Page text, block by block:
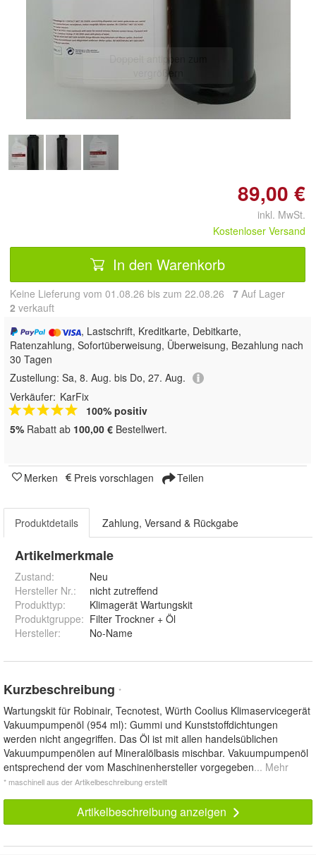
Doppelt antippen zum
vergrößern
89,00 €
inkl. MwSt.
Kostenloser Versand
In den Warenkorb
Keine Lieferung vom 01.08.26 bis zum 22.08.26 7 Auf Lager
2 verkauft
, Lastschrift, Kreditkarte, Debitkarte,
Ratenzahlung, Sofortüberweisung, Überweisung, Bezahlung nach
30 Tagen
Zustellung: Sa, 8. Aug. bis Do, 27. Aug.
Verkäufer: KarFix
100% positiv
5% Rabatt ab 100,00 € Bestellwert.
Merken Preis vorschlagen Teilen
Produktdetails Zahlung, Versand & Rückgabe
Artikelmerkmale
Zustand:
Neu
Hersteller Nr.:
nicht zutreffend
Produkttyp:
Klimagerät Wartungskit
Produktgruppe: Filter Trockner + Öl
Hersteller: No-Name
Kurzbeschreibung *
Wartungskit für Robinair, Tecnotest, Würth Coolius Klimaservicegerät
Vakuumpumpenöl (954 ml): Gummi und Kunststoffdichtungen
werden nicht angegriffen. Das Öl ist mit allen handelsüblichen
Vakuumpumpenölen auf Mineralölbasis mischbar. Vakuumpumpenöl
entsprechend der vom Maschinenhersteller vorgegeben... Mehr
* maschinell aus der Artikelbeschreibung erstellt
Artikelbeschreibung anzeigen